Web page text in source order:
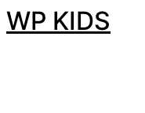
WP KIDS